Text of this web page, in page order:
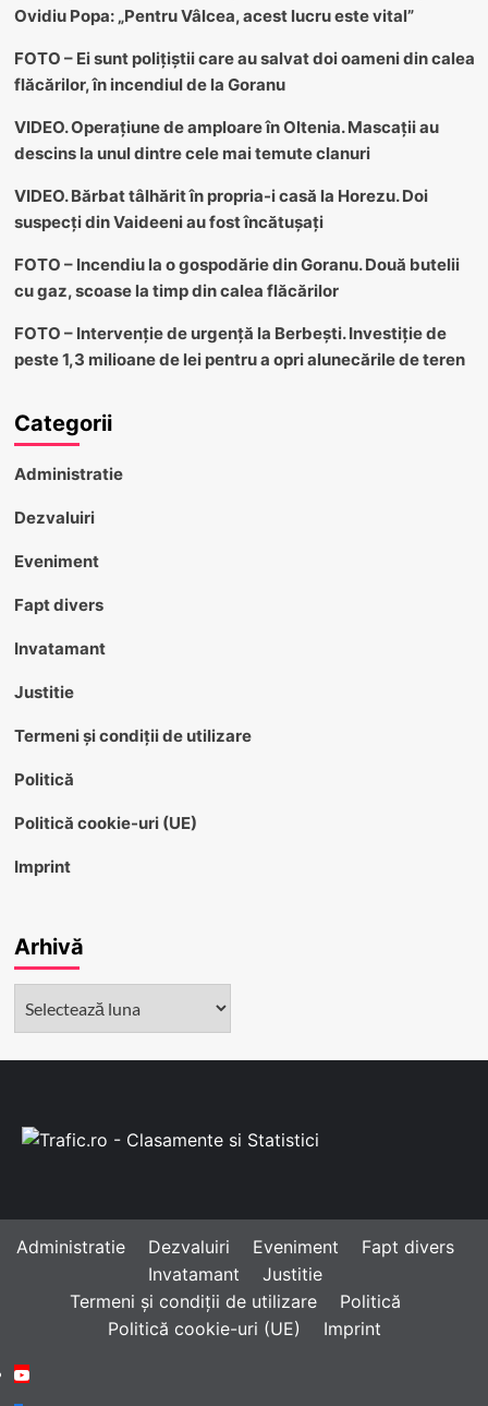
Ovidiu Popa: „Pentru Vâlcea, acest lucru este vital”
FOTO – Ei sunt polițiștii care au salvat doi oameni din calea
flăcărilor, în incendiul de la Goranu
VIDEO. Operațiune de amploare în Oltenia. Mascații au
descins la unul dintre cele mai temute clanuri
VIDEO. Bărbat tâlhărit în propria-i casă la Horezu. Doi
suspecți din Vaideeni au fost încătușați
FOTO – Incendiu la o gospodărie din Goranu. Două butelii
cu gaz, scoase la timp din calea flăcărilor
FOTO – Intervenție de urgență la Berbești. Investiție de
peste 1,3 milioane de lei pentru a opri alunecările de teren
Categorii
Administratie
Dezvaluiri
Eveniment
Fapt divers
Invatamant
Justitie
Termeni și condiții de utilizare
Politică
Politică cookie-uri (UE)
Imprint
Arhivă
Administratie Dezvaluiri Eveniment
Fapt divers
Invatamant
Justitie
Termeni și condiții de utilizare
Politică
Politică cookie-uri (UE)
Imprint
Youtube